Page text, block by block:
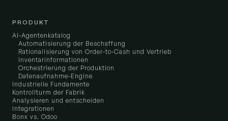
PRODUKT
AI-Agentenkatalog
Automatisierung der Beschaffung
Rationalisierung von Order-to-Cash und Vertrieb
Inventarinformationen
Orchestrierung der Produktion
Datenaufnahme-Engine
Industrielle Fundamente
Kontrollturm der Fabrik
Analysieren und entscheiden
Integrationen
Bonx vs. Odoo